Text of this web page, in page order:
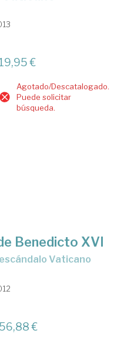
19,95 €
Agotado/Descatalogado.
Puede solicitar
búsqueda.
Benedicto XVI
Vaticano
56,88 €